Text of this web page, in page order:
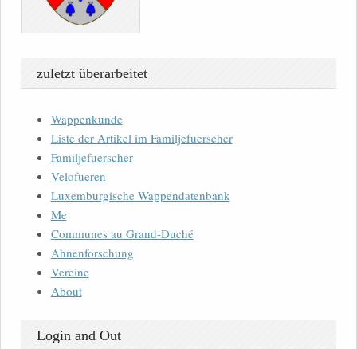
zuletzt überarbeitet
Wappenkunde
Liste der Artikel im Familjefuerscher
Familjefuerscher
Velofueren
Luxemburgische Wappendatenbank
Me
Communes au Grand-Duché
Ahnenforschung
Vereine
About
Login and Out